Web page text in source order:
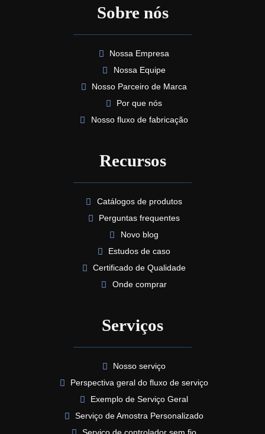
Sobre nós
Nossa Empresa
Nossa Equipe
Nosso Parceiro de Marca
Por que nós
Nosso fluxo de fabricação
Recursos
Catálogos de produtos
Perguntas frequentes
Novo blog
Estudos de caso
Certificado de Qualidade
Onde comprar
Serviços
Nosso serviço
Perspectiva geral do fluxo de serviço
Exemplo de Serviço Geral
Serviço de Amostra Personalizado
Serviço de controlador sem fio